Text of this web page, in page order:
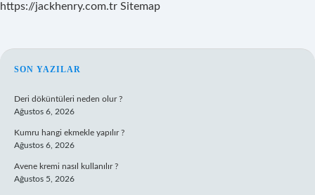
https://jackhenry.com.tr Sitemap
SIDEBAR
SON YAZILAR
Deri döküntüleri neden olur ?
Ağustos 6, 2026
Kumru hangi ekmekle yapılır ?
Ağustos 6, 2026
Avene kremi nasıl kullanılır ?
Ağustos 5, 2026